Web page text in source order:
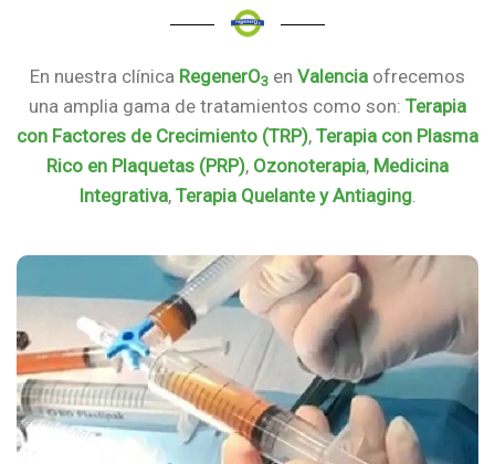
En nuestra clínica RegenerO3 en Valencia ofrecemos
una amplia gama de tratamientos como son: Terapia
con Factores de Crecimiento (TRP), Terapia con Plasma
Rico en Plaquetas (PRP), Ozonoterapia, Medicina
Integrativa, Terapia Quelante y Antiaging.